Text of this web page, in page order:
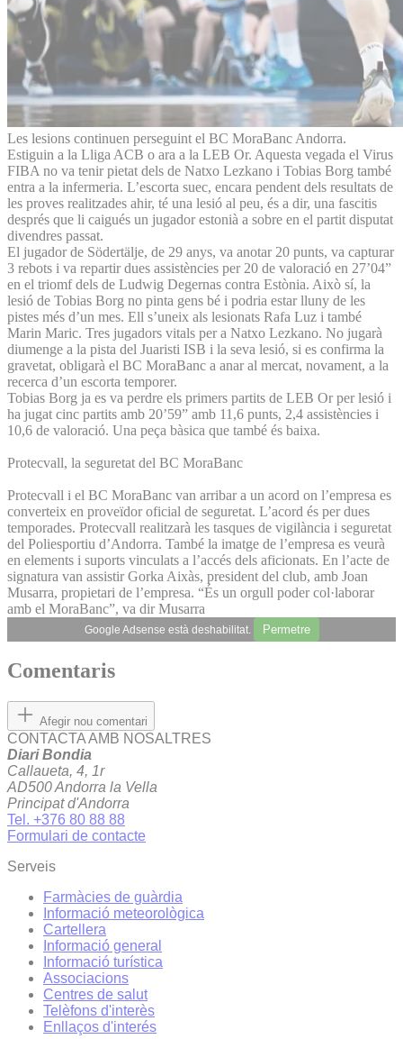
Les lesions continuen perseguint el BC MoraBanc Andorra.
Estiguin a la Lliga ACB o ara a la LEB Or. Aquesta vegada el Virus
FIBA no va tenir pietat dels de Natxo Lezkano i Tobias Borg també
entra a la infermeria. L’escorta suec, encara pendent dels resultats de
les proves realitzades ahir, té una lesió al peu, és a dir, una fascitis
després que li caigués un jugador estonià a sobre en el partit disputat
divendres passat.
El jugador de Södertälje, de 29 anys, va anotar 20 punts, va capturar
3 rebots i va repartir dues assistències per 20 de valoració en 27’04”
en el triomf dels de Ludwig Degernas contra Estònia. Això sí, la
lesió de Tobias Borg no pinta gens bé i podria estar lluny de les
pistes més d’un mes. Ell s’uneix als lesionats Rafa Luz i també
Marin Maric. Tres jugadors vitals per a Natxo Lezkano. No jugarà
diumenge a la pista del Juaristi ISB i la seva lesió, si es confirma la
gravetat, obligarà el BC MoraBanc a anar al mercat, novament, a la
recerca d’un escorta temporer.
Tobias Borg ja es va perdre els primers partits de LEB Or per lesió i
ha jugat cinc partits amb 20’59” amb 11,6 punts, 2,4 assistències i
10,6 de valoració. Una peça bàsica que també és baixa.
Protecvall, la seguretat del BC MoraBanc
Protecvall i el BC MoraBanc van arribar a un acord on l’empresa es
converteix en proveïdor oficial de seguretat. L’acord és per dues
temporades. Protecvall realitzarà les tasques de vigilància i seguretat
del Poliesportiu d’Andorra. També la imatge de l’empresa es veurà
en elements i suports vinculats a l’accés dels aficionats. En l’acte de
signatura van assistir Gorka Aixàs, president del club, amb Joan
Musarra, propietari de l’empresa. “És un orgull poder col·laborar
amb el MoraBanc”, va dir Musarra
Google Adsense està deshabilitat. Permetre
Comentaris
Afegir nou comentari
CONTACTA AMB NOSALTRES
Diari Bondia
Callaueta, 4, 1r
AD500 Andorra la Vella
Principat d'Andorra
Tel. +376 80 88 88
Formulari de contacte
Serveis
Farmàcies de guàrdia
Informació meteorològica
Cartellera
Informació general
Informació turística
Associacions
Centres de salut
Telèfons d'interès
Enllaços d'interés